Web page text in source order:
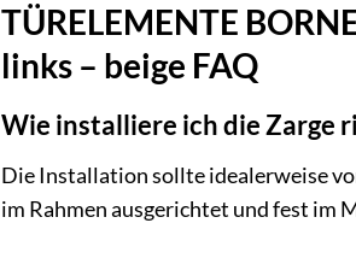
TÜRELEMENTE
links – beige FAQ
Wie installiere ich die Zarge
Die Installation sollte idealerweise
im Rahmen ausgerichtet und fest im